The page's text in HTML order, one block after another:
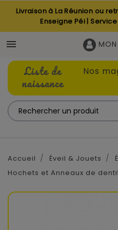
Livraison à La Réunion ou
Enseigne Péi |

Liste de
naissance
Nos
Accueil Éveil & Jouets
Hochets et Anneaux de